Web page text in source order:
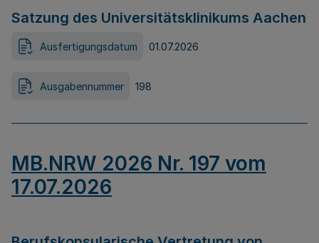
Satzung des Universitätsklinikums Aachen
Ausfertigungsdatum 01.07.2026
Ausgabennummer 198
MB.NRW 2026 Nr. 197 vom
17.07.2026